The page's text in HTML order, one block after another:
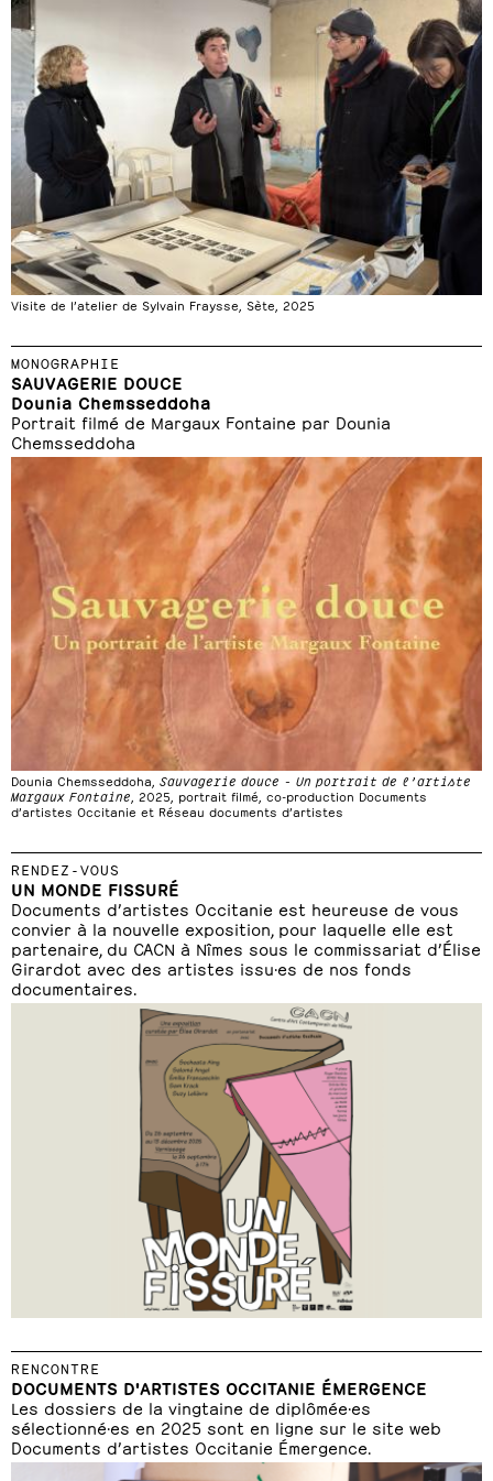
Visite de l’atelier de Sylvain Fraysse, Sète, 2025
MONOGRAPHIE
SAUVAGERIE DOUCE
Dounia Chemsseddoha
Portrait filmé de Margaux Fontaine par Dounia
Chemsseddoha
Dounia Chemsseddoha, Sauvagerie douce - Un portrait de l’artiste
Margaux Fontaine, 2025, portrait filmé, co-production Documents
d’artistes Occitanie et Réseau documents d’artistes
RENDEZ-VOUS
UN MONDE FISSURÉ
Documents d’artistes Occitanie est heureuse de vous
convier à la nouvelle exposition, pour laquelle elle est
partenaire, du CACN à Nîmes sous le commissariat d’Élise
Girardot avec des artistes issu·es de nos fonds
documentaires.
RENCONTRE
DOCUMENTS D'ARTISTES OCCITANIE ÉMERGENCE
Les dossiers de la vingtaine de diplômée·es
sélectionné·es en 2025 sont en ligne sur le site web
Documents d’artistes Occitanie Émergence.